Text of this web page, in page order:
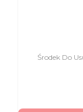
Środek Do